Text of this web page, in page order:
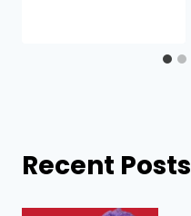
Recent Posts